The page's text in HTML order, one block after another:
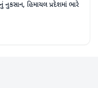
નુકસાન, હિમાચલ પ્રદેશમાં ભારે